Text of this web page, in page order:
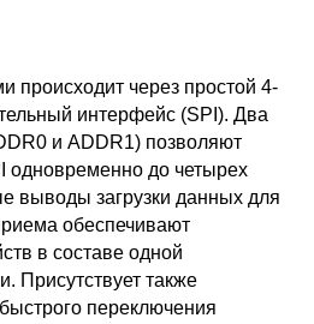
происходит через простой 4-
интерфейс (SPI). Два
и ADDR1) позволяют
одновременно до четырех
выводы загрузки данных для
обеспечивают
в составе одной
Присутствует также
переключения